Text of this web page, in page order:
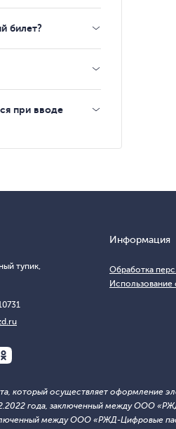
билет?
при вводе
тупик,
Информация
Обработка
который осуществляет оформление
года, заключенный между ООО
между ООО «РЖД-Цифровые